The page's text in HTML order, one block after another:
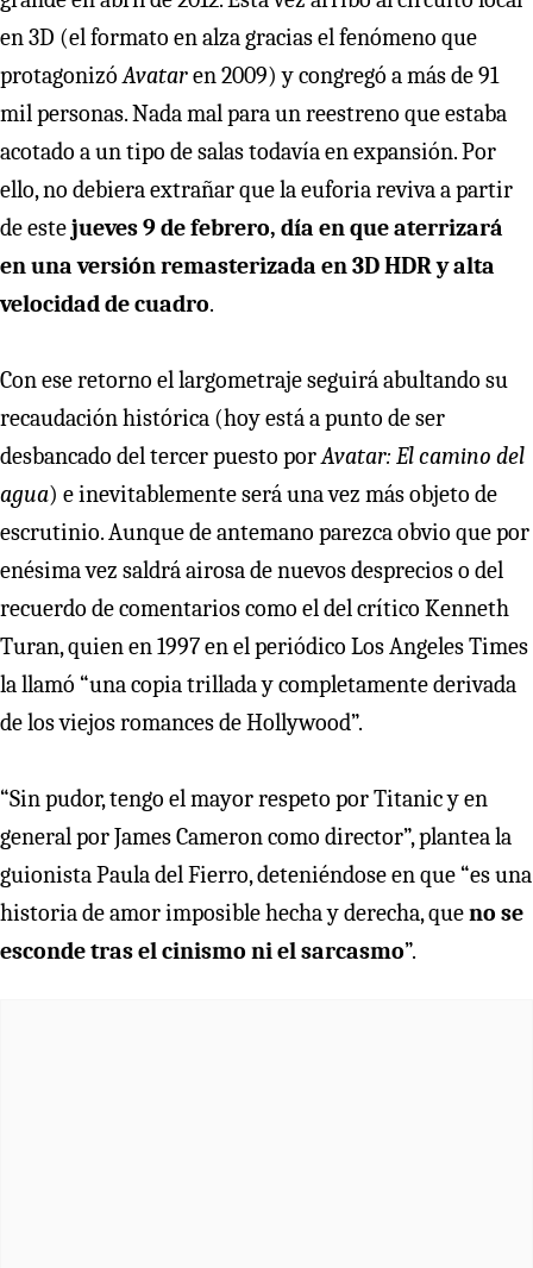
en 3D (el formato en alza gracias el fenómeno que
protagonizóAvataren 2009) y congregó a más de 91
mil personas. Nada mal para un reestreno que estaba
acotado a un tipo de salas todavía en expansión. Por
ello, no debiera extrañar que la euforia reviva a partir
de estejueves 9 de febrero, día en que aterrizará
en una versión remasterizada en 3D HDR y alta
velocidad de cuadro.
Con ese retorno el largometraje seguirá abultando su
recaudación histórica (hoy está a punto de ser
desbancado del tercer puesto porAvatar: El camino del
agua) e inevitablemente será una vez más objeto de
escrutinio. Aunque de antemano parezca obvio que por
enésima vez saldrá airosa de nuevos desprecios o del
recuerdo de comentarios como el del crítico Kenneth
Turan, quien en 1997 en el periódico Los Angeles Times
la llamó “una copia trillada y completamente derivada
de los viejos romances de Hollywood”.
“Sin pudor, tengo el mayor respeto por Titanic y en
general por James Cameron como director”, plantea la
guionista Paula del Fierro, deteniéndose en que “es una
historia de amor imposible hecha y derecha, queno se
esconde tras el cinismo ni el sarcasmo”.